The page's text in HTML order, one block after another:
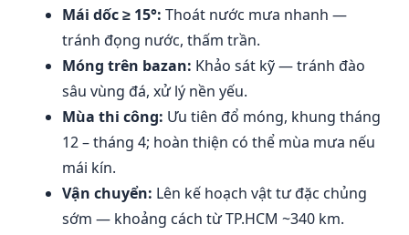
Mái dốc ≥ 15°: Thoát nước mưa nhanh —
tránh đọng nước, thấm trần.
Móng trên bazan: Khảo sát kỹ — tránh đào
sâu vùng đá, xử lý nền yếu.
Mùa thi công: Ưu tiên đổ móng, khung tháng
12 – tháng 4; hoàn thiện có thể mùa mưa nếu
mái kín.
Vận chuyển: Lên kế hoạch vật tư đặc chủng
sớm — khoảng cách từ TP.HCM ~340 km.